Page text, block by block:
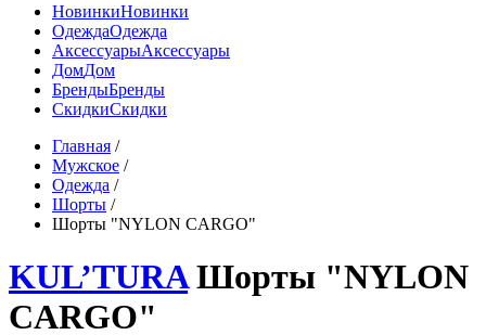
НовинкиНовинки
ОдеждаОдежда
АксессуарыАксессуары
ДомДом
БрендыБренды
СкидкиСкидки
Главная /
Мужское /
Одежда /
Шорты /
Шорты "NYLON CARGO"
KUL’TURAШорты "NYLON
CARGO"